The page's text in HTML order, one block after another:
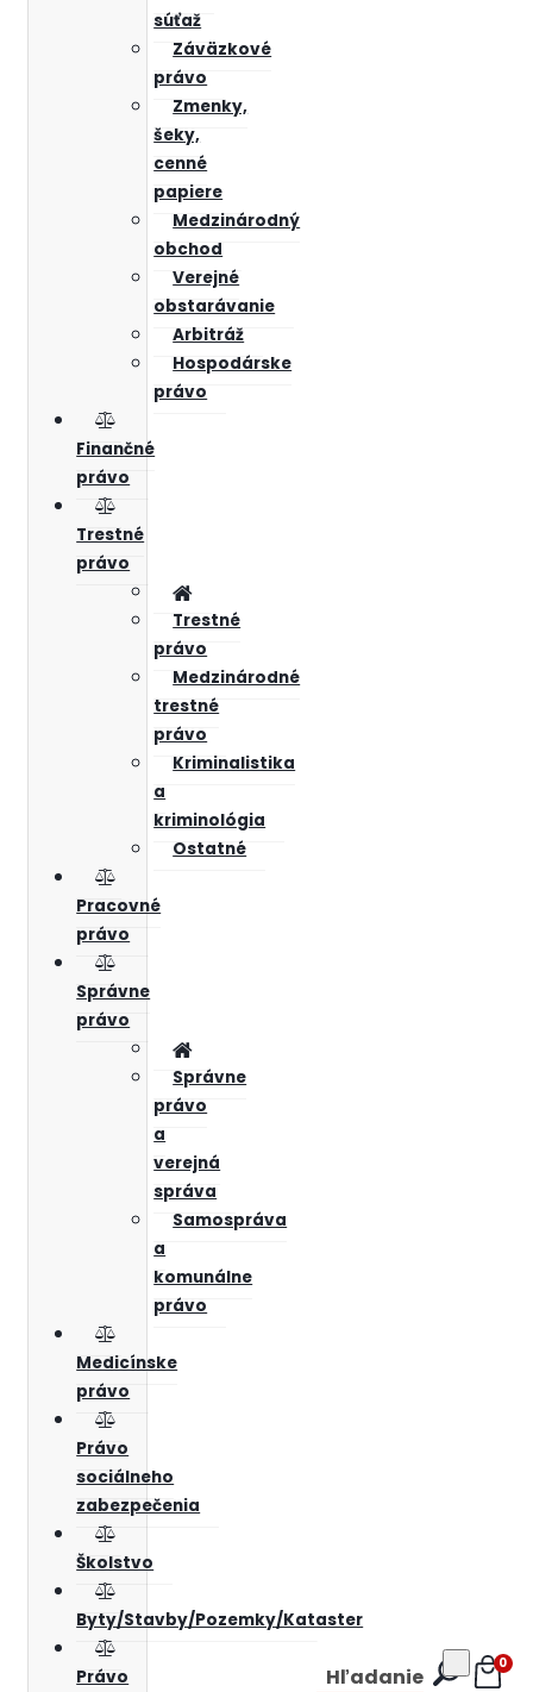
súťaž
Záväzkové
právo
Zmenky,
šeky,
cenné
papiere
Medzinárodný
obchod
Verejné
obstarávanie
Arbitráž
Hospodárske
právo
Finančné
právo
Trestné
právo
Trestné
právo
Medzinárodné
trestné
právo
Kriminalistika
a
kriminológia
Ostatné
Pracovné
právo
Správne
právo
Správne
právo
a
verejná
správa
Samospráva
a
komunálne
právo
Medicínske
právo
Právo
sociálneho
zabezpečenia
Školstvo
Byty/Stavby/Pozemky/Kataster
Právo
Hľadanie 0